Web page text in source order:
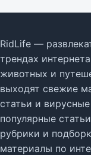
RidLife —
трендах
животных и
выходят свежие
статьи и
популярные
рубрики и
материалы по